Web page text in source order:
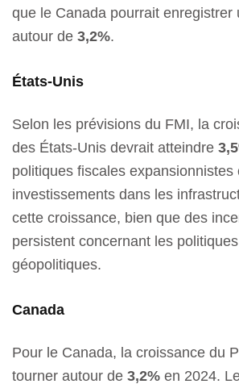
que le Canada pourrait enregistrer
autour de 3,2%.
États-Unis
Selon les prévisions du FMI, la
des États-Unis devrait atteindre
politiques fiscales expansionnistes
investissements dans les
cette croissance, bien que des
persistent concernant les
géopolitiques.
Canada
Pour le Canada, la croissance du
tourner autour de 3,2% en 2024.